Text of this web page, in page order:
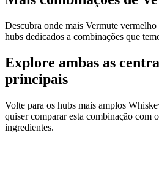
Descubra onde mais Vermute
hubs dedicados a combinações que
Explore ambas as
principais
Volte para os hubs mais amplos
quiser comparar esta combinação com
ingredientes.